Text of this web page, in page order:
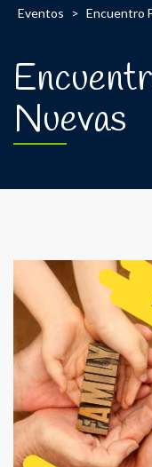
Eventos
> Encuentro
Nuevas